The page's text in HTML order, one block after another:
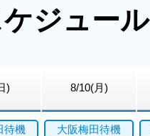
ジュール
) 8/10(月)
待機
大阪梅田待機